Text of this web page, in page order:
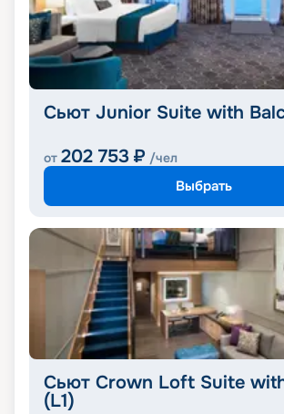
Сьют Junior Suite with
от 202 753 ₽ /чел
Выбрать
Сьют Crown Loft Suite
(L1)